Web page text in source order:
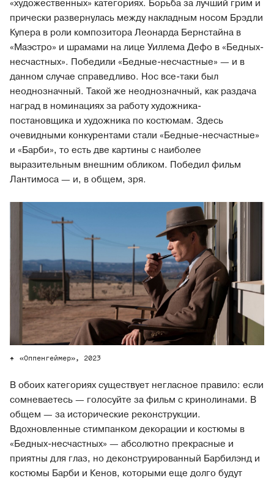
«художественных» категориях. Борьба за лучший грим и
прически развернулась между накладным носом Брэдли
Купера в роли композитора Леонарда Бернстайна в
«Маэстро» и шрамами на лице Уиллема Дефо в «Бедных-
несчастных». Победили «Бедные-несчастные» — и в
данном случае справедливо. Нос все-таки был
неоднозначный. Такой же неоднозначный, как раздача
наград в номинациях за работу художника-
постановщика и художника по костюмам. Здесь
очевидными конкурентами стали «Бедные-несчастные»
и «Барби», то есть две картины с наиболее
выразительным внешним обликом. Победил фильм
Лантимоса — и, в общем, зря.
«Оппенгеймер», 2023
В обоих категориях существует негласное правило: если
сомневаетесь — голосуйте за фильм с кринолинами. В
общем — за исторические реконструкции.
Вдохновленные стимпанком декорации и костюмы в
«Бедных-несчастных» — абсолютно прекрасные и
приятны для глаз, но деконструированный Барбилэнд и
костюмы Барби и Кенов, которыми еще долго будут